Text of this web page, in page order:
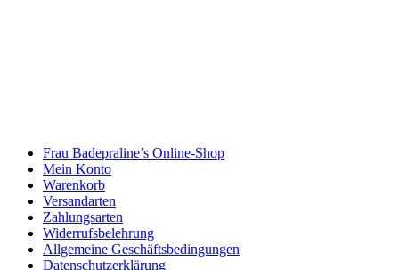
Frau Badepraline’s Online-Shop
Mein Konto
Warenkorb
Versandarten
Zahlungsarten
Widerrufsbelehrung
Allgemeine Geschäftsbedingungen
Datenschutzerklärung